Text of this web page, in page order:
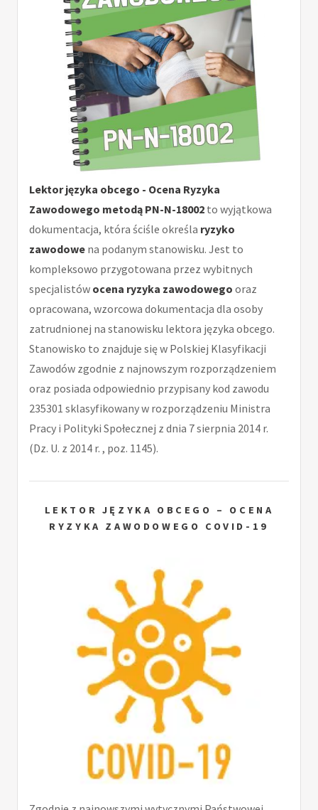
Lektor języka obcego - Ocena Ryzyka
Zawodowego metodą PN-N-18002 to wyjątkowa
dokumentacja, która ściśle określa ryzyko
zawodowe na podanym stanowisku. Jest to
kompleksowo przygotowana przez wybitnych
specjalistów ocena ryzyka zawodowego oraz
opracowana, wzorcowa dokumentacja dla osoby
zatrudnionej na stanowisku lektora języka obcego.
Stanowisko to znajduje się w Polskiej Klasyfikacji
Zawodów zgodnie z najnowszym rozporządzeniem
oraz posiada odpowiednio przypisany kod zawodu
235301 sklasyfikowany w rozporządzeniu Ministra
Pracy i Polityki Społecznej z dnia 7 sierpnia 2014 r.
(Dz. U. z 2014 r. , poz. 1145).
LEKTOR JĘZYKA OBCEGO – OCENA
RYZYKA ZAWODOWEGO COVID-19